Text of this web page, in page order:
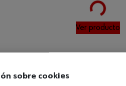
Ver producto
sobre cookies